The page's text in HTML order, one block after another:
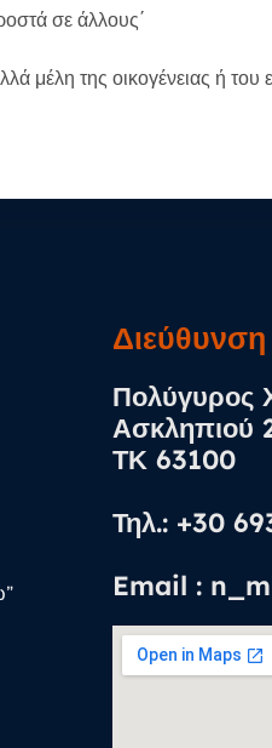
σε άλλους΄
μέλη της οικογένειας ή
Διεύθυνση​
Πολύγυρος
Ασκληπιού
ΤΚ 63100
Τηλ.: +30
Email :